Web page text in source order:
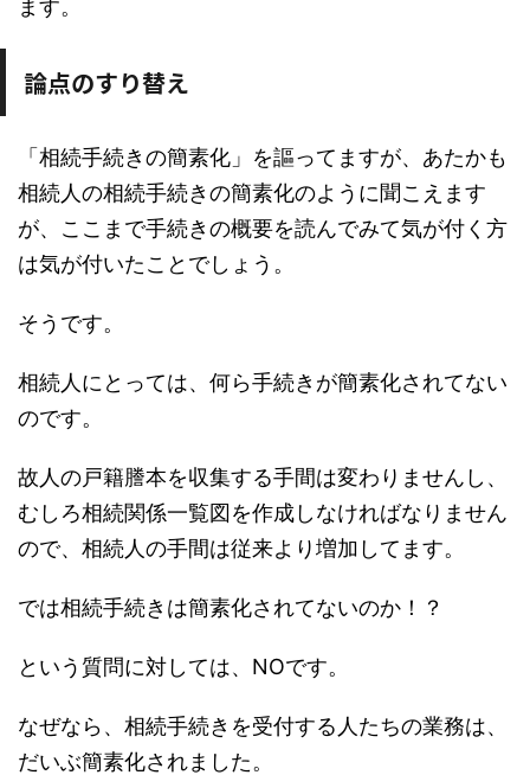
ます。
論点のすり替え
「相続手続きの簡素化」を謳ってますが、あたかも
相続人の相続手続きの簡素化のように聞こえます
が、ここまで手続きの概要を読んでみて気が付く方
は気が付いたことでしょう。
そうです。
相続人にとっては、何ら手続きが簡素化されてない
のです。
故人の戸籍謄本を収集する手間は変わりませんし、
むしろ相続関係一覧図を作成しなければなりません
ので、相続人の手間は従来より増加してます。
では相続手続きは簡素化されてないのか！？
という質問に対しては、NOです。
なぜなら、相続手続きを受付する人たちの業務は、
だいぶ簡素化されました。